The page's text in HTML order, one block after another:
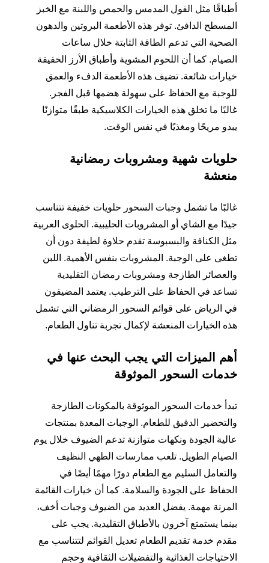
أطباقًا مثل الفول المدمس والحمص واللبنة مع الخبز
المسطح الدافئ. توفر هذه الأطعمة البروتين والدهون
الصحية التي تدعم الطاقة الثابتة خلال ساعات
الصيام. كما أن اللحوم المشوية وأطباق الأرز الخفيفة
خيارات شائعة. تضيف هذه الأطعمة الدفء والعمق
للوجبة مع الحفاظ على سهولة هضمها قبل الفجر.
غالبًا ما تخلق هذه الخيارات الكلاسيكية طبقًا متوازنًا
يبدو مريحًا ومغذيًا في نفس الوقت.
حلويات شهية ومشروبات رمضانية
منعشة
غالبًا ما تشمل وجبات السحور حلويات خفيفة تتناسب
جيدًا مع الشاي أو المشروبات الحليبية. الحلوى العربية
مثل الكنافة والبسبوسة تقدم حلاوة لطيفة دون أن
تطغى على الوجبة. المشروبات بنفس الأهمية. اللبن
والعصائر الطازجة ومشروبات رمضان التقليدية
تساعد في الحفاظ على الترطيب. يعتمد المضيفون
في الرياض على قوائم السحور الرمضاني التي تشمل
هذه الخيارات المنعشة لإكمال تجربة تناول الطعام.
أهم الميزات التي يجب البحث عنها في
خدمات السحور الموثوقة
تبدأ خدمات السحور الموثوقة بالمكونات الطازجة
والتحضير الدقيق للطعام. الوجبات المعدة بمنتجات
عالية الجودة ونكهات متوازنة تدعم الضيوف خلال يوم
الصيام الطويل. تلعب ممارسات الطهي النظيف
والتعامل السليم مع الطعام دورًا مهمًا أيضًا في
الحفاظ على الجودة والسلامة. كما أن خيارات القائمة
المرنة مهمة. يفضل العديد من الضيوف وجبات أخف،
بينما يستمتع آخرون بالأطباق التقليدية. يجب على
مقدم خدمة تقديم الطعام تعديل القوائم لتتناسب مع
الاحتياجات الغذائية والتفضيلات الثقافية وحجم